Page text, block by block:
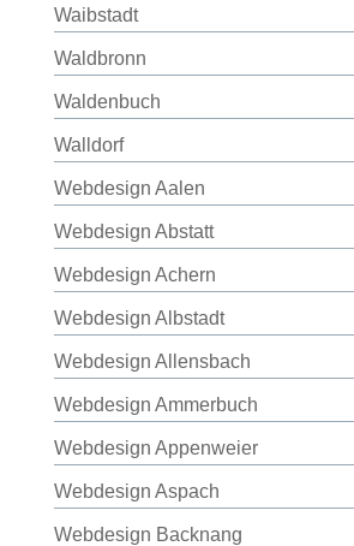
Waibstadt
Waldbronn
Waldenbuch
Walldorf
Webdesign Aalen
Webdesign Abstatt
Webdesign Achern
Webdesign Albstadt
Webdesign Allensbach
Webdesign Ammerbuch
Webdesign Appenweier
Webdesign Aspach
Webdesign Backnang